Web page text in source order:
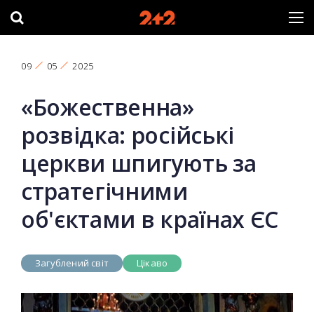
09 05 2025
«Божественна»
розвідка: російські
церкви шпигують за
стратегічними
об'єктами в країнах ЄС
Загублений світ Цікаво